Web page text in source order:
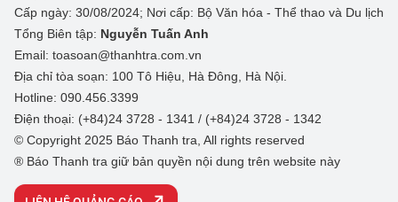
Cấp ngày: 30/08/2024; Nơi cấp: Bộ Văn hóa - Thể thao và Du lịch
Tổng Biên tập: Nguyễn Tuấn Anh
Email: toasoan@thanhtra.com.vn
Địa chỉ tòa soạn: 100 Tô Hiệu, Hà Đông, Hà Nội.
Hotline: 090.456.3399
Điện thoại: (+84)24 3728 - 1341 / (+84)24 3728 - 1342
© Copyright 2025 Báo Thanh tra, All rights reserved
® Báo Thanh tra giữ bản quyền nội dung trên website này